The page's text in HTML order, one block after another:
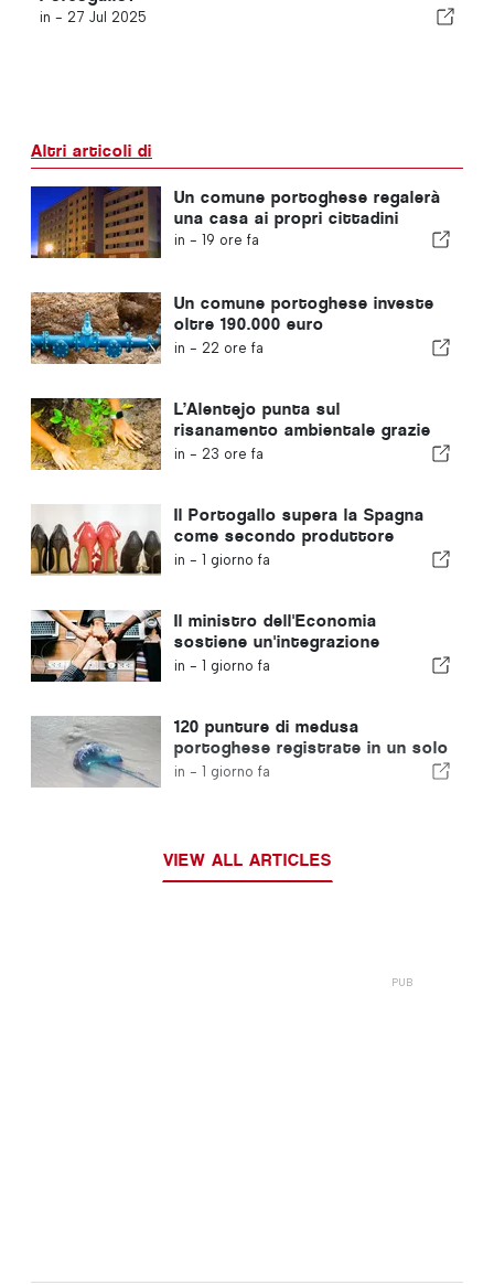
in - 27 Jul 2025
Altri articoli di
Un comune portoghese regalerà
una casa ai propri cittadini
in - 19 ore fa
Un comune portoghese investe
oltre 190.000 euro
nell'approvvigionamento idrico
in - 22 ore fa
L’Alentejo punta sul
risanamento ambientale grazie
ai fondi europei
in - 23 ore fa
Il Portogallo supera la Spagna
come secondo produttore
europeo di calzature
in - 1 giorno fa
Il ministro dell'Economia
sostiene un'integrazione
regolamentata e garantisce un
in - 1 giorno fa
120 punture di medusa
portoghese registrate in un solo
giorno
in - 1 giorno fa
VIEW ALL ARTICLES